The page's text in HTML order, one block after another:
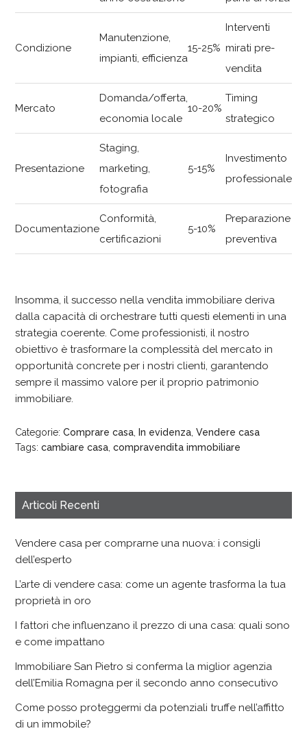
Condizione
Manutenzione,
impianti, efficienza
15-25%
Interventi
mirati pre-
vendita
Mercato
Domanda/offerta,
economia locale
10-20%
Timing
strategico
Presentazione
Staging,
marketing,
fotografia
5-15%
Investimento
professionale
Documentazione
Conformità,
certificazioni
5-10%
Preparazione
preventiva
Insomma, il successo nella vendita immobiliare deriva
dalla capacità di orchestrare tutti questi elementi in una
strategia coerente. Come professionisti, il nostro
obiettivo è trasformare la complessità del mercato in
opportunità concrete per i nostri clienti, garantendo
sempre il massimo valore per il proprio patrimonio
immobiliare.
Categorie:Comprare casa In evidenza ,Vendere casa
Tags:cambiare casa ,compravendita immobiliare
Articoli Recenti
Vendere casa per comprarne una nuova: i consigli
dell’esperto
L’arte di vendere casa: come un agente trasforma la tua
proprietà in oro
I fattori che influenzano il prezzo di una casa: quali sono
e come impattano
Immobiliare San Pietro si conferma la miglior agenzia
dell’Emilia Romagna per il secondo anno consecutivo
Come posso proteggermi da potenziali truffe nell’affitto
di un immobile?